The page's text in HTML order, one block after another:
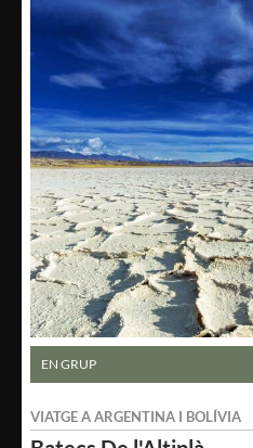
VIATGE AARGENTINA I BOLÍVIA
EN GRUP